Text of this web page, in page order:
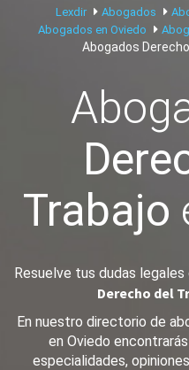
Lexdir Abogados
Abogados en Oviedo
Abogados
Trabajo
Resuelve tus dudas legales
Derecho del
En nuestro directorio de
en Oviedo
especialidades,